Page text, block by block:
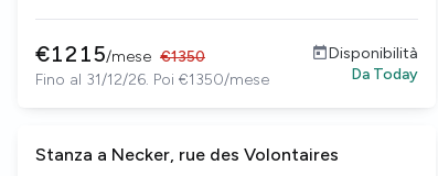
€1215/mese €1350
Fino al 31/12/26. Poi €1350/mese
Disponibilità
Da Today
Stanza a Necker, rue des Volontaires